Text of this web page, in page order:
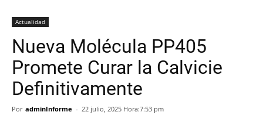
Actualidad
Nueva Molécula PP405
Promete Curar la Calvicie
Definitivamente
Por adminInforme - 22 julio, 2025 Hora:7:53 pm